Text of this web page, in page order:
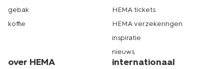
gebak
koffie
HEMA tickets
HEMA verzekeringen
inspiratie
nieuws
over HEMA internationaal